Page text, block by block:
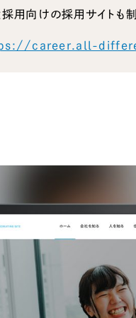
用向けの採用サイトも
career.all-